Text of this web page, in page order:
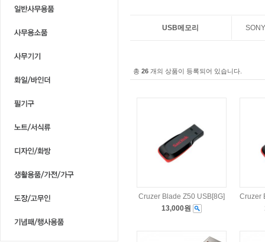
USB메모리 SONY
총 26 개의 상품이 등록되어 있습니다.
Cruzer Blade Z50 USB[8G]
13,000원
Cruzer